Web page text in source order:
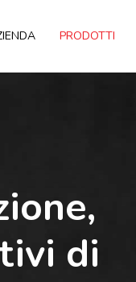
PRODOTTI
di